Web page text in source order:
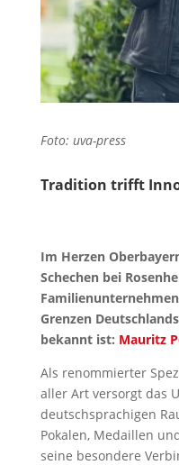
Foto: uva-press
Tradition trifft
Im Herzen
Schechen bei
Grenzen
bekannt ist: Mauritz
Als renommierter
aller Art versorgt das
deutschsprachigen
Pokalen, Medaillen
seine besondere